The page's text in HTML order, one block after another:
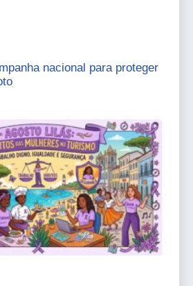
nacional para proteger